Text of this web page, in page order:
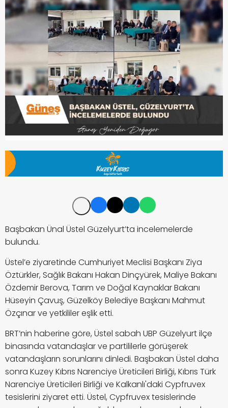
Başbakan Ünal Üstel Güzelyurt’ta incelemelerde
bulundu.
Üstel’e ziyaretinde Cumhuriyet Meclisi Başkanı Ziya
Öztürkler, Sağlık Bakanı Hakan Dinçyürek, Maliye Bakanı
Özdemir Berova, Tarım ve Doğal Kaynaklar Bakanı
Hüseyin Çavuş, Güzelköy Belediye Başkanı Mahmut
Özçınar ve yetkililer eşlik etti.
BRT’nin haberine göre, Üstel sabah UBP Güzelyurt ilçe
binasında vatandaşlar ve partililerle görüşerek
vatandaşların sorunlarını dinledi. Başbakan Üstel daha
sonra Kuzey Kıbrıs Narenciye Üreticileri Birliği, Kıbrıs Türk
Narenciye Üreticileri Birliği ve Kalkanlı'daki Cypfruvex
tesislerini ziyaret etti. Üstel, Cypfruvex tesislerinde